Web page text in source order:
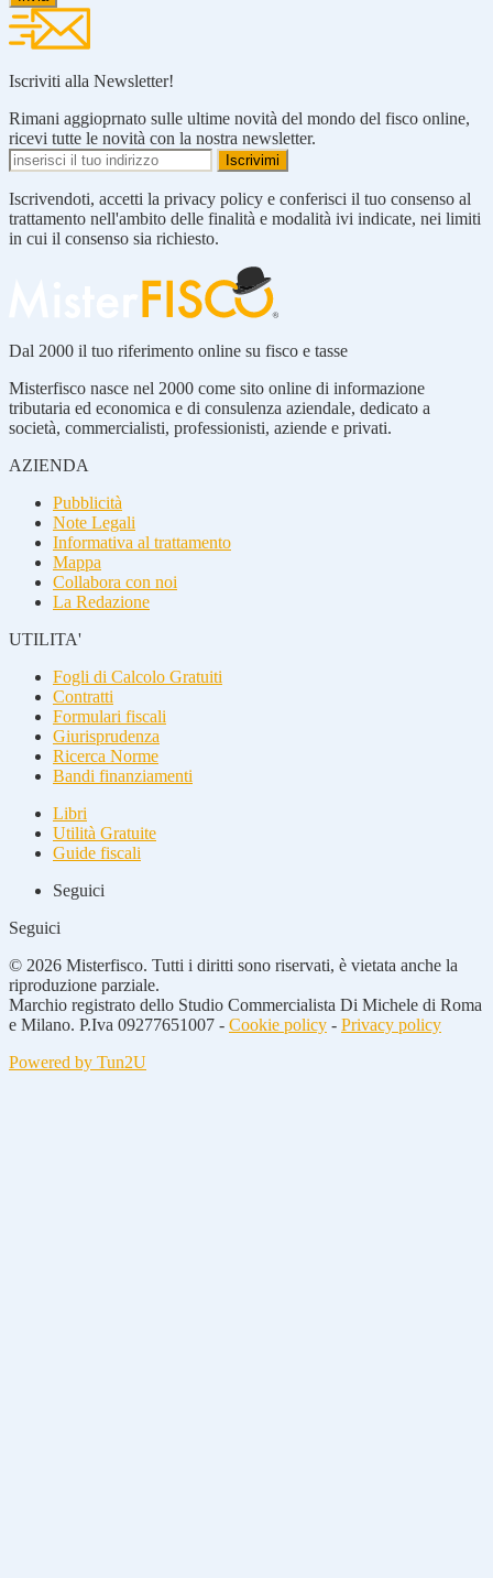
Iscriviti alla Newsletter!
Rimani aggioprnato sulle ultime novità del mondo del fisco online,
ricevi tutte le novità con la nostra newsletter.
Iscrivendoti, accetti la privacy policy e conferisci il tuo consenso al
trattamento nell'ambito delle finalità e modalità ivi indicate, nei limiti
in cui il consenso sia richiesto.
Dal 2000 il tuo riferimento online su fisco e tasse
Misterfisco nasce nel 2000 come sito online di informazione
tributaria ed economica e di consulenza aziendale, dedicato a
società, commercialisti, professionisti, aziende e privati.
AZIENDA
Pubblicità
Note Legali
Informativa al trattamento
Mappa
Collabora con noi
La Redazione
UTILITA'
Fogli di Calcolo Gratuiti
Contratti
Formulari fiscali
Giurisprudenza
Ricerca Norme
Bandi finanziamenti
Libri
Utilità Gratuite
Guide fiscali
Seguici
Seguici
© 2026 Misterfisco. Tutti i diritti sono riservati, è vietata anche la
riproduzione parziale.
Marchio registrato dello Studio Commercialista Di Michele di Roma
e Milano. P.Iva 09277651007 - Cookie policy - Privacy policy
Powered by Tun2U